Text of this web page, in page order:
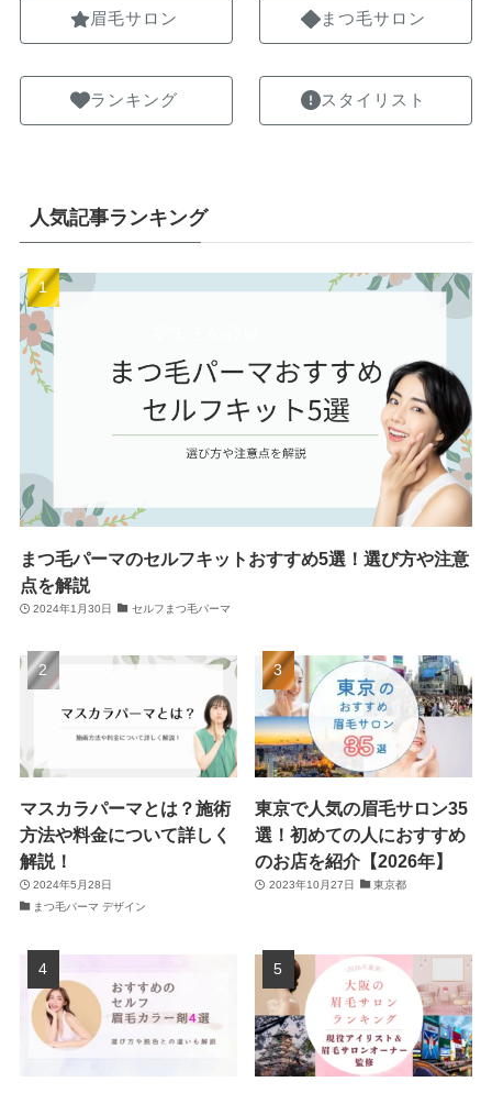
眉毛サロン
ランキング
まつ毛サロン
スタイリスト
人気記事ランキング
まつ毛パーマのセルフキットおすすめ5選！選び方や注意
点を解説
2024年1月30日 セルフまつ毛パーマ
マスカラパーマとは？施術
方法や料金について詳しく
解説！
2024年5月28日
まつ毛パーマ デザイン
東京で人気の眉毛サロン35
選！初めての人におすすめ
のお店を紹介【2026年】
2023年10月27日 東京都